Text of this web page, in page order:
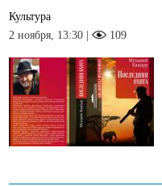
Культура
2 ноября, 13:30 |
109